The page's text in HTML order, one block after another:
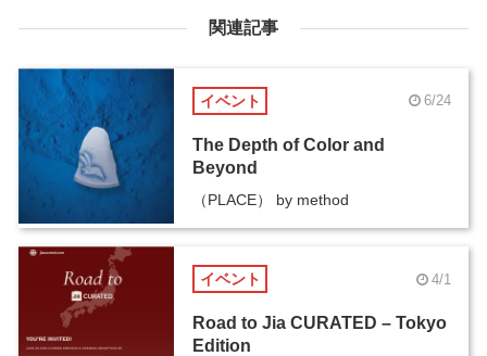
関連記事
イベント 6/24
The Depth of Color and
Beyond
（PLACE） by method
イベント 4/1
Road to Jia CURATED – Tokyo
Edition